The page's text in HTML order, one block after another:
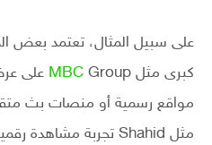
على سبيل المثال، تعتمد بعض
كبرى مثل
MBC Group
على
مواقع رسمية أو منصات بث
مثل Shahid تجربة مشاهدة